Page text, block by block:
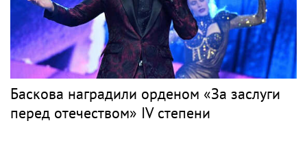
Баскова наградили орденом «За заслуги
перед отечеством» IV степени